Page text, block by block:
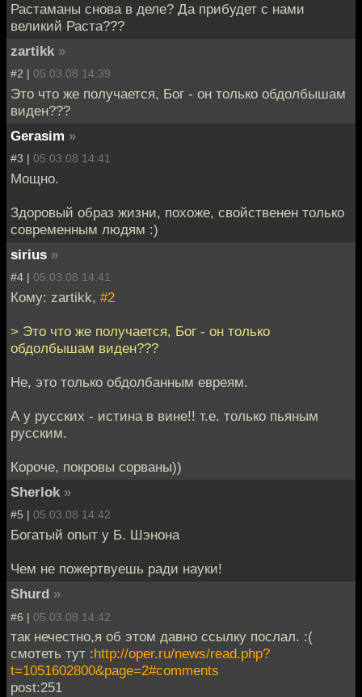
Растаманы снова в деле? Да прибудет с нами
великий Раста???
zartikk »
#2 | 05.03.08 14:39
Это что же получается, Бог - он только обдолбышам
виден???
Gerasim »
#3 | 05.03.08 14:41
Мощно.
Здоровый образ жизни, похоже, свойственен только
современным людям :)
sirius »
#4 | 05.03.08 14:41
Кому: zartikk, #2
> Это что же получается, Бог - он только
обдолбышам виден???
Не, это только обдолбанным евреям.
А у русских - истина в вине!! т.е. только пьяным
русским.
Короче, покровы сорваны))
Sherlok »
#5 | 05.03.08 14:42
Богатый опыт у Б. Шэнона
Чем не пожертвуешь ради науки!
Shurd »
#6 | 05.03.08 14:42
так нечестно,я об этом давно ссылку послал. :(
смотеть тут :http://oper.ru/news/read.php?
t=1051602800&page=2#comments
post:251